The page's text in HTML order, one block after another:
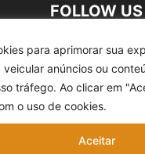
para aprimorar sua
veicular anúncios ou
tráfego. Ao clicar em
o uso de cookies.
Aceitar
FOLLOW US
somos Expediente